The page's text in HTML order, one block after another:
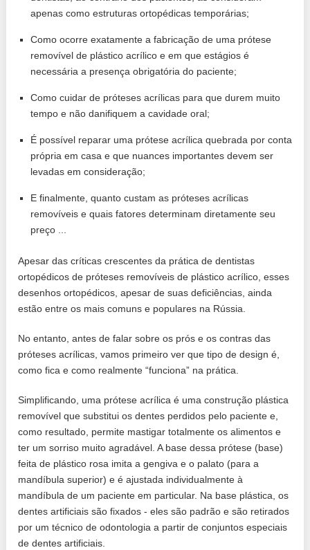
apenas como estruturas ortopédicas temporárias;
Como ocorre exatamente a fabricação de uma prótese
removível de plástico acrílico e em que estágios é
necessária a presença obrigatória do paciente;
Como cuidar de próteses acrílicas para que durem muito
tempo e não danifiquem a cavidade oral;
É possível reparar uma prótese acrílica quebrada por conta
própria em casa e que nuances importantes devem ser
levadas em consideração;
E finalmente, quanto custam as próteses acrílicas
removíveis e quais fatores determinam diretamente seu
preço ...
Apesar das críticas crescentes da prática de dentistas
ortopédicos de próteses removíveis de plástico acrílico, esses
desenhos ortopédicos, apesar de suas deficiências, ainda
estão entre os mais comuns e populares na Rússia.
No entanto, antes de falar sobre os prós e os contras das
próteses acrílicas, vamos primeiro ver que tipo de design é,
como fica e como realmente “funciona” na prática.
Simplificando, uma prótese acrílica é uma construção plástica
removível que substitui os dentes perdidos pelo paciente e,
como resultado, permite mastigar totalmente os alimentos e
ter um sorriso muito agradável. A base dessa prótese (base)
feita de plástico rosa imita a gengiva e o palato (para a
mandíbula superior) e é ajustada individualmente à
mandíbula de um paciente em particular. Na base plástica, os
dentes artificiais são fixados - eles são padrão e são retirados
por um técnico de odontologia a partir de conjuntos especiais
de dentes artificiais.